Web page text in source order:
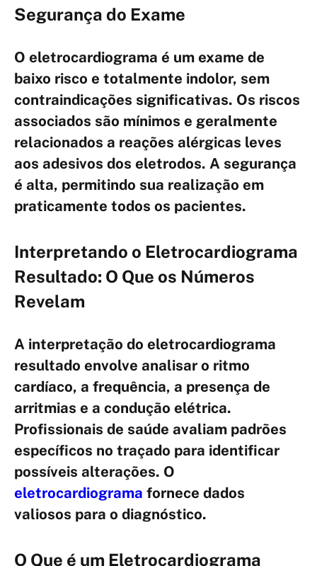
Segurança do Exame
O eletrocardiograma é um exame de
baixo risco e totalmente indolor, sem
contraindicações significativas. Os riscos
associados são mínimos e geralmente
relacionados a reações alérgicas leves
aos adesivos dos eletrodos. A segurança
é alta, permitindo sua realização em
praticamente todos os pacientes.
Interpretando o Eletrocardiograma
Resultado: O Que os Números
Revelam
A interpretação do eletrocardiograma
resultado envolve analisar o ritmo
cardíaco, a frequência, a presença de
arritmias e a condução elétrica.
Profissionais de saúde avaliam padrões
específicos no traçado para identificar
possíveis alterações. O
eletrocardiograma fornece dados
valiosos para o diagnóstico.
O Que é um Eletrocardiograma